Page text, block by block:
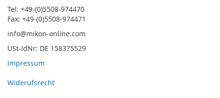
Tel: +49-(0)5508-974470
Fax: +49-(0)5508-974471
info@mikon-online.com
USt-IdNr: DE 158375529
Impressum
Widerufsrecht